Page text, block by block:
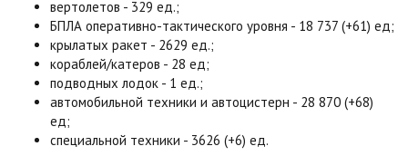
вертолетов - 329 ед.;
БПЛА оперативно-тактического уровня - 18 737 (+61) ед;
крылатых ракет - 2629 ед.;
кораблей/катеров - 28 ед;
подводных лодок - 1 ед.;
автомобильной техники и автоцистерн - 28 870 (+68)
ед;
специальной техники - 3626 (+6) ед.